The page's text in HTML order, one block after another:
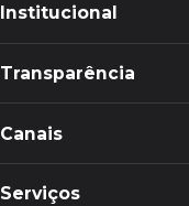
Institucional
Transparência
Canais
Serviços